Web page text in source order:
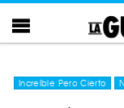
Increíble Pero Cierto